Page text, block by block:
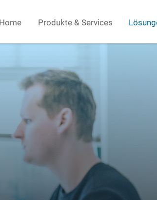
Home Produkte & Services